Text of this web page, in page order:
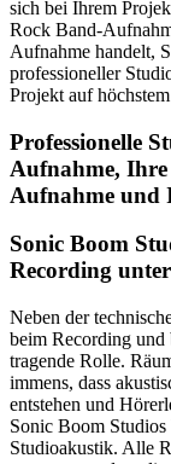
sich bei Ihrem
Rock Band-
Aufnahme handelt,
professioneller
Projekt auf
Professionelle
Aufnahme,
Aufnahme und
Sonic Boom
Recording
Neben der
beim Recording
tragende Rolle.
immens, dass
entstehen und
Sonic Boom Studios
Studioakustik. Alle